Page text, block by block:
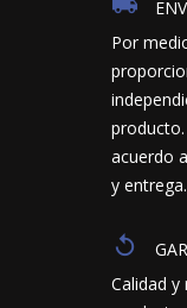
Por
acuerdo
y entrega.
Calidad